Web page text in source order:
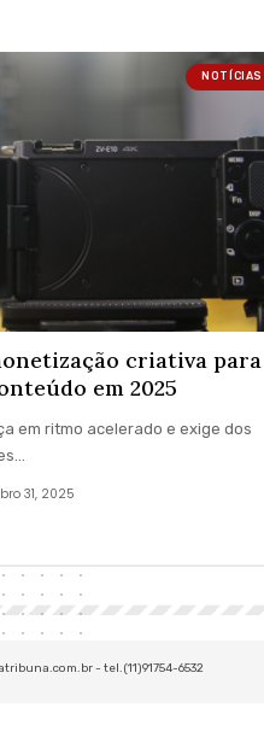
NOTÍCIAS
criativa para
em 2025
em ritmo acelerado e exige dos
31, 2025
- tel.(11)91754-6532